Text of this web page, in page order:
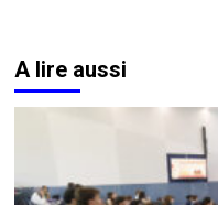
A lire aussi